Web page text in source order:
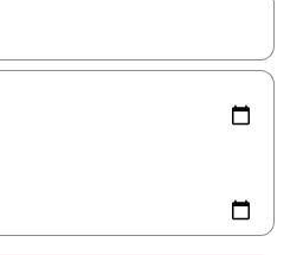
moći ćete ih pregledati